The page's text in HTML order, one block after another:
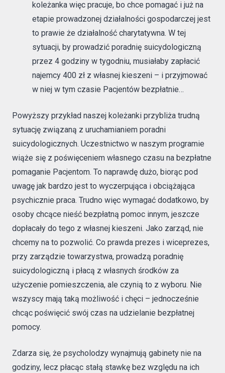
koleżanka więc pracuje, bo chce pomagać i już na
etapie prowadzonej działalności gospodarczej jest
to prawie że działalność charytatywna. W tej
sytuacji, by prowadzić poradnię suicydologiczną
przez 4 godziny w tygodniu, musiałaby zapłacić
najemcy 400 zł z własnej kieszeni – i przyjmować
w niej w tym czasie Pacjentów bezpłatnie…
Powyższy przykład naszej koleżanki przybliża trudną
sytuację związaną z uruchamianiem poradni
suicydologicznych. Uczestnictwo w naszym programie
wiąże się z poświęceniem własnego czasu na bezpłatne
pomaganie Pacjentom. To naprawdę dużo, biorąc pod
uwagę jak bardzo jest to wyczerpująca i obciążająca
psychicznie praca. Trudno więc wymagać dodatkowo, by
osoby chcące nieść bezpłatną pomoc innym, jeszcze
dopłacały do tego z własnej kieszeni. Jako zarząd, nie
chcemy na to pozwolić. Co prawda prezes i wiceprezes,
przy zarządzie towarzystwa, prowadzą poradnię
suicydologiczną i płacą z własnych środków za
użyczenie pomieszczenia, ale czynią to z wyboru. Nie
wszyscy mają taką możliwość i chęci – jednocześnie
chcąc poświęcić swój czas na udzielanie bezpłatnej
pomocy.
Zdarza się, że psycholodzy wynajmują gabinety nie na
godziny, lecz płacąc stałą stawkę bez względu na ich